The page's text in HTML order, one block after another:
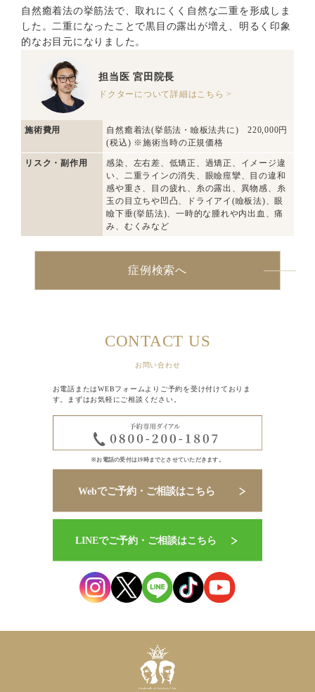
自然癒着法の挙筋法で、取れにくく自然な二重を形成しま
した。二重になったことで黒目の露出が増え、明るく印象
的なお目元になりました。
担当医 宮田院長
ドクターについて詳細はこちら >
施術費用
自然癒着法(挙筋法・瞼板法共に) 220,000円
(税込) ※施術当時の正規価格
リスク・副作用
感染、左右差、低矯正、過矯正、イメージ違
い、二重ラインの消失、眼瞼痙攣、目の違和
感や重さ、目の疲れ、糸の露出、異物感、糸
玉の目立ちや凹凸、ドライアイ(瞼板法)、眼
瞼下垂(挙筋法)、一時的な腫れや内出血、痛
み、むくみなど
症例検索へ
CONTACT US
お問い合わせ
お電話またはWEBフォームよりご予約を受け付けておりま
す。まずはお気軽にご相談ください。
※お電話の受付は19時までとさせていただきます。